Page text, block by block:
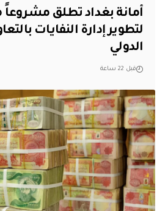
أمانة بغداد تطلق مشروعاً
لتطوير إدارة النفايات
الدولي
قبل 22 ساعة